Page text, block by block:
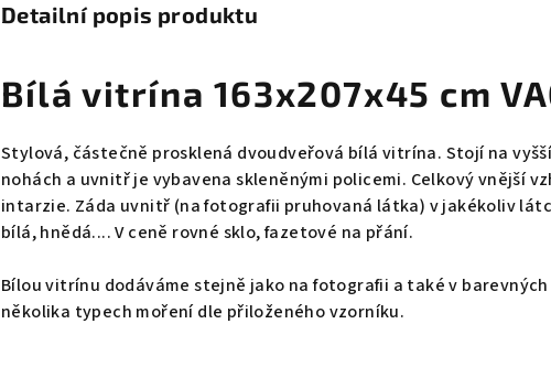
Detailní popis produktu
Bílá vitrína 163x207x45 cm
Stylová, částečně prosklená dvoudveřová bílá vitrína. Stojí na
nohách a uvnitř je vybavena skleněnými policemi. Celkový vnější
intarzie. Záda uvnitř (na fotografii pruhovaná látka) v jakékoliv
bílá, hnědá.... V ceně rovné sklo, fazetové na přání.
Bílou vitrínu dodáváme stejně jako na fotografii a také v barevných
několika typech moření dle přiloženého vzorníku.